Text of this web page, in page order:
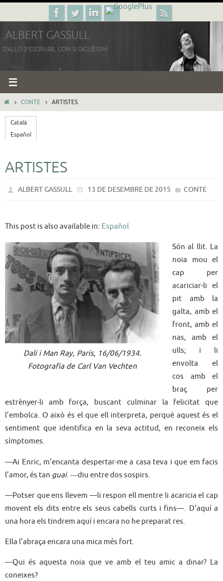
to
content
.ALBERT GASSULL
D'ALLÒ D'ESCRIURE, COM SI DIGUÉSSIM.
HOMECONTE ARTISTES
Català
Español
ARTISTES
ALBERT GASSULL 13 DE DESEMBRE DE 2015 CONTE
This post is also available in: Español
Dalí i Man Ray, París, 16/06/1934.
Fotografia de Carl Van Vechten
Són al llit. La
noia mou el
cap per
acariciar-li el
pit amb la
galta, amb el
front, amb el
nas, amb el
ulls; i li
envolta el
cos amb el
braç per
estrènyer-li amb força, buscant culminar la felicitat que
l’embolca. O això és el que ell interpreta, perquè aquest és el
sentiment que identifica en la seva actitud, en reconeix els
símptomes.
—Ai Enric, m’encanta despertar-me a casa teva i que em facis
l’amor, és tan guai. ―diu entre dos sospirs.
—Potser que ens llevem —li respon ell mentre li acaricia el cap
movent els dits entre els seus cabells curts i fins—. D’aquí a
una hora els tindrem aquí i encara no he preparat res.
Ella l’abraça encara una mica més fort.
—Qui és aquesta noia que ve amb el teu amic a dinar? La
coneixes?